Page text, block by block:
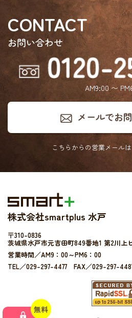
CONTACT
お問い合わせ
AM9:00 〜
メールでお
こちらからの営業メールは
株式会社smartplus 水戸
〒310-0836
茨城県水戸市元吉田町849番地1 第2川上
営業時間／AM9：00～PM6：00
TEL／029-297-4477 FAX／029-297-
無料